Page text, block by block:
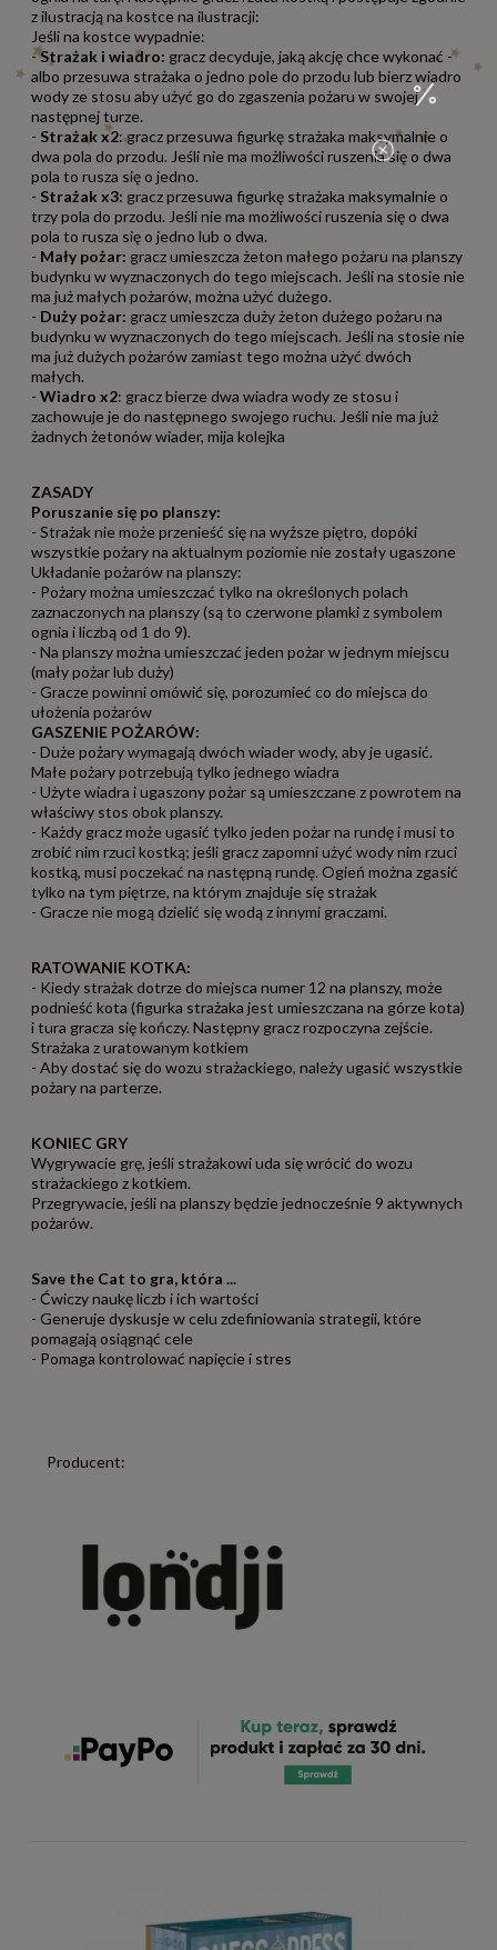
z ilustracją na kostce na ilustracji:
Jeśli na kostce wypadnie:
-Strażak i wiadro: gracz decyduje, jaką akcję chce wykonać -
albo przesuwa strażaka o jedno pole do przodu lub bierz wiadro
wody ze stosu aby użyć go do zgaszenia pożaru w swojej
następnej turze.
- Strażak x2: gracz przesuwa figurkę strażaka maksymalnie o
dwa pola do przodu. Jeśli nie ma możliwości ruszenia się o dwa
pola to rusza się o jedno.
- Strażak x3: gracz przesuwa figurkę strażaka maksymalnie o
trzy pola do przodu. Jeśli nie ma możliwości ruszenia się o dwa
pola to rusza się o jedno lub o dwa.
- Mały pożar: gracz umieszcza żeton małego pożaru na planszy
budynku w wyznaczonych do tego miejscach. Jeśli na stosie nie
ma już małych pożarów, można użyć dużego.
- Duży pożar: gracz umieszcza duży żeton dużego pożaru na
budynku w wyznaczonych do tego miejscach. Jeśli na stosie nie
ma już dużych pożarów zamiast tego można użyć dwóch
małych.
- Wiadro x2: gracz bierze dwa wiadra wody ze stosu i
zachowuje je do następnego swojego ruchu. Jeśli nie ma już
żadnych żetonów wiader, mija kolejka
ZASADY
Poruszanie się po planszy:
- Strażak nie może przenieść się na wyższe piętro, dopóki
wszystkie pożary na aktualnym poziomie nie zostały ugaszone
Układanie pożarów na planszy:
- Pożary można umieszczać tylko na określonych polach
zaznaczonych na planszy (są to czerwone plamki z symbolem
ognia i liczbą od 1 do 9).
- Na planszy można umieszczać jeden pożar w jednym miejscu
(mały pożar lub duży)
- Gracze powinni omówić się, porozumieć co do miejsca do
ułożenia pożarów
GASZENIE POŻARÓW:
- Duże pożary wymagają dwóch wiader wody, aby je ugasić.
Małe pożary potrzebują tylko jednego wiadra
- Użyte wiadra i ugaszony pożar są umieszczane z powrotem na
właściwy stos obok planszy.
- Każdy gracz może ugasić tylko jeden pożar na rundę i musi to
zrobić nim rzuci kostką; jeśli gracz zapomni użyć wody nim rzuci
kostką, musi poczekać na następną rundę. Ogień można zgasić
tylko na tym piętrze, na którym znajduje się strażak
- Gracze nie mogą dzielić się wodą z innymi graczami.
RATOWANIE KOTKA:
- Kiedy strażak dotrze do miejsca numer 12 na planszy, może
podnieść kota (figurka strażaka jest umieszczana na górze kota)
i tura gracza się kończy. Następny gracz rozpoczyna zejście.
Strażaka z uratowanym kotkiem
- Aby dostać się do wozu strażackiego, należy ugasić wszystkie
pożary na parterze.
KONIEC GRY
Wygrywacie grę, jeśli strażakowi uda się wrócić do wozu
strażackiego z kotkiem.
Przegrywacie, jeśli na planszy będzie jednocześnie 9 aktywnych
pożarów.
Save the Cat to gra, która ...
- Ćwiczy naukę liczb i ich wartości
- Generuje dyskusje w celu zdefiniowania strategii, które
pomagają osiągnąć cele
- Pomaga kontrolować napięcie i stres
Producent: